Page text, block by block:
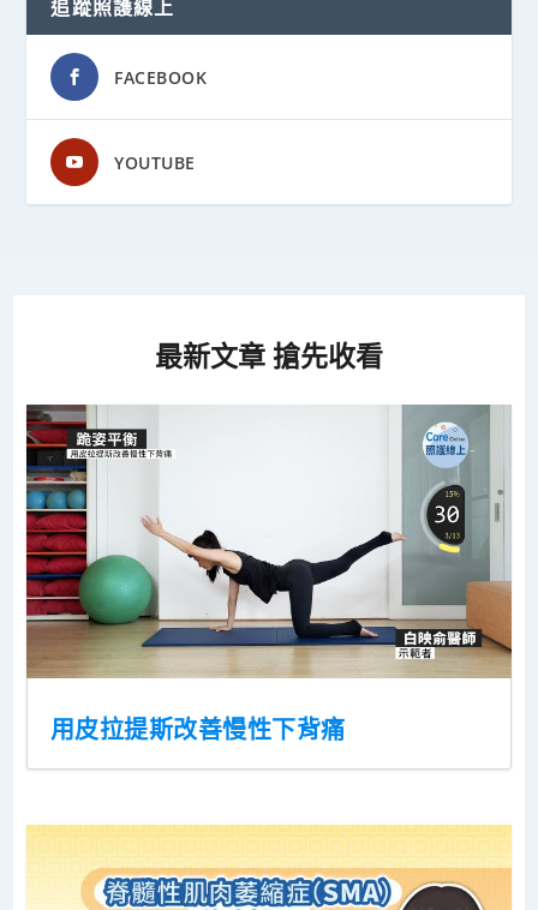
追蹤照護線上
FACEBOOK
YOUTUBE
最新文章 搶先收看
用皮拉提斯改善慢性下背痛